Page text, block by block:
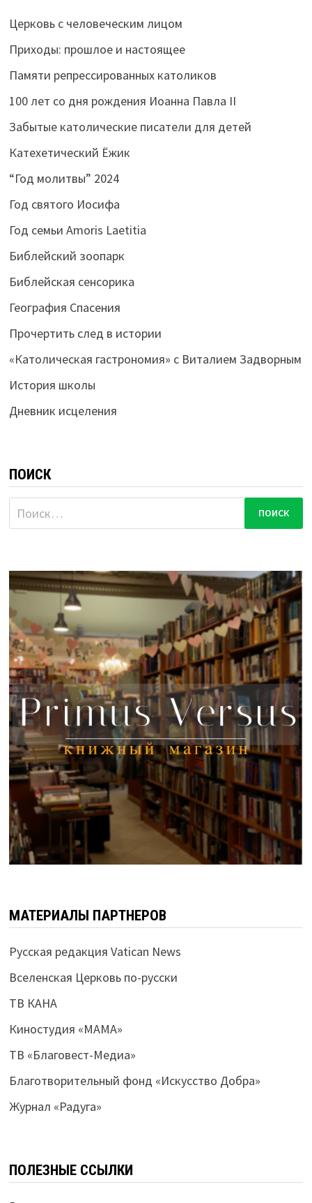
Церковь с человеческим лицом
Приходы: прошлое и настоящее
Памяти репрессированных католиков
100 лет со дня рождения Иоанна Павла II
Забытые католические писатели для детей
Катехетический Ёжик
“Год молитвы” 2024
Год святого Иосифа
Год семьи Amoris Laetitia
Библейский зоопарк
Библейская сенсорика
География Спасения
Прочертить след в истории
«Католическая гастрономия» с Виталием Задворным
История школы
Дневник исцеления
ПОИСК
Найти:
МАТЕРИАЛЫ ПАРТНЕРОВ
Русская редакция Vatican News
Вселенская Церковь по-русски
ТВ КАНА
Киностудия «МАМА»
ТВ «Благовест-Медиа»
Благотворительный фонд «Искусство Добра»
Журнал «Радуга»
ПОЛЕЗНЫЕ ССЫЛКИ